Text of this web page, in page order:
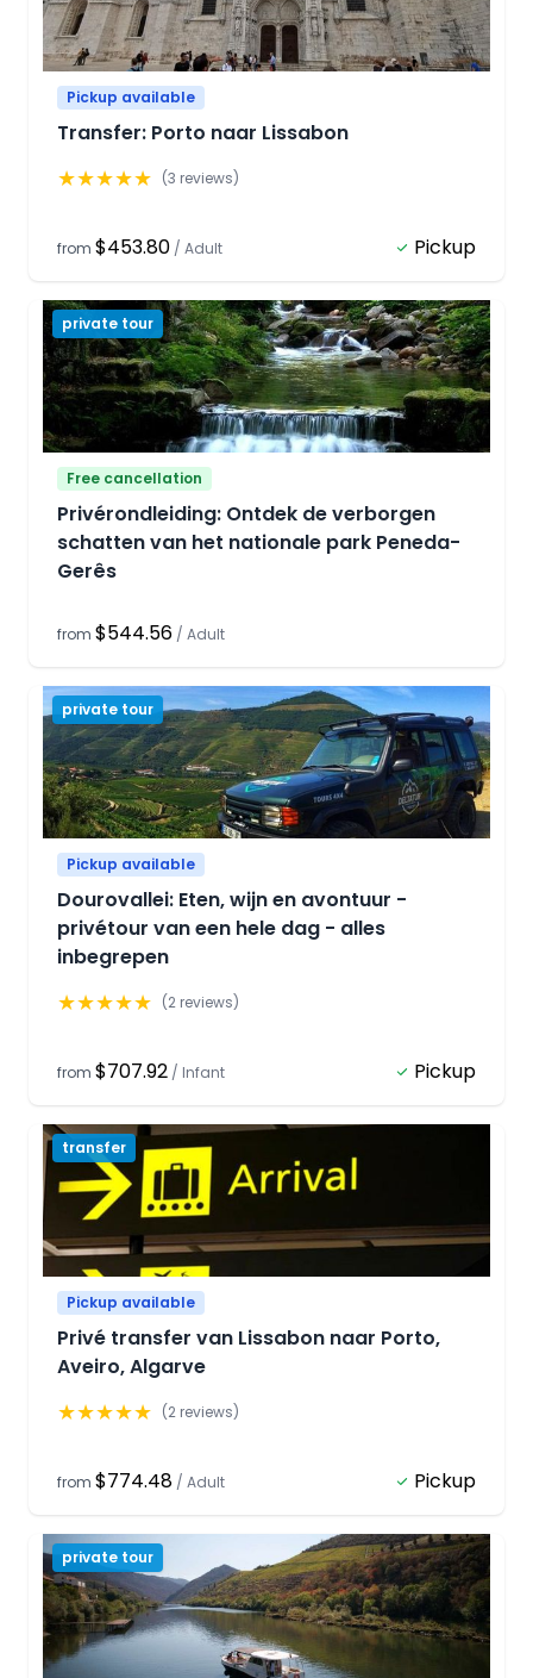
Pickup available
Transfer: Porto naar Lissabon
★★★★★ (3 reviews)
from $453.80 / Adult Pickup
private tour
Free cancellation
Privérondleiding: Ontdek de verborgen
schatten van het nationale park Peneda-
Gerês
from $544.56 / Adult
private tour
Pickup available
Dourovallei: Eten, wijn en avontuur -
privétour van een hele dag - alles
inbegrepen
★★★★★ (2 reviews)
from $707.92 / Infant Pickup
transfer
Pickup available
Privé transfer van Lissabon naar Porto,
Aveiro, Algarve
★★★★★ (2 reviews)
from $774.48 / Adult Pickup
private tour